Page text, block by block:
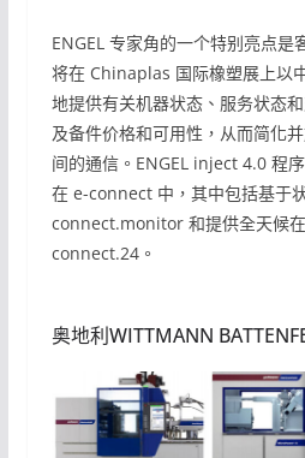
ENGEL 专家角的一个特别亮点
将在 Chinaplas 国际橡塑展上以
地提供有关机器状态、服务状态
及备件价格和可用性，从而简化
间的通信。ENGEL inject 4.0 程
在 e-connect 中，其中包括基于
connect.monitor 和提供全天候
connect.24。
奥地利WITTMANN